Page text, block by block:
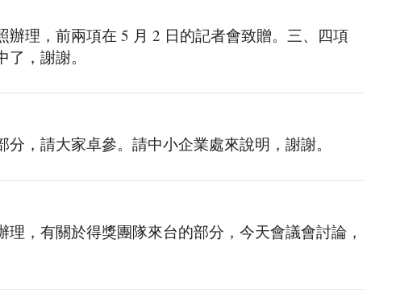
辦理，前兩項在 5 月 2 日的記者會致贈。三、四項
，謝謝。
，請大家卓參。請中小企業處來說明，謝謝。
理，有關於得獎團隊來台的部分，今天會議會討論，